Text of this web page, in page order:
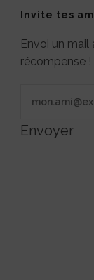
Invite tes
Envoi un
récompense !
Envoyer